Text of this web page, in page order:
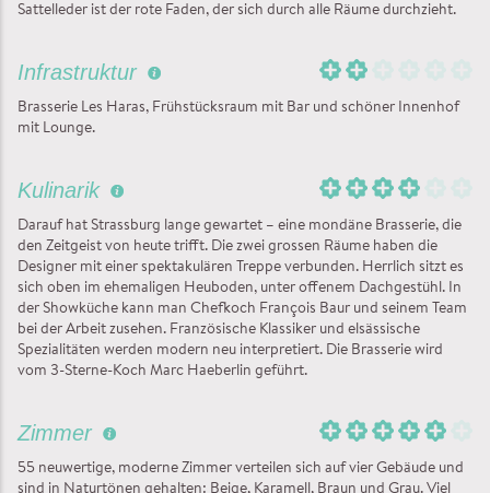
Sattelleder ist der rote Faden, der sich durch alle Räume durchzieht.
Infrastruktur
Brasserie Les Haras, Frühstücksraum mit Bar und schöner Innenhof
mit Lounge.
Kulinarik
Darauf hat Strassburg lange gewartet – eine mondäne Brasserie, die
den Zeitgeist von heute trifft. Die zwei grossen Räume haben die
Designer mit einer spektakulären Treppe verbunden. Herrlich sitzt es
sich oben im ehemaligen Heuboden, unter offenem Dachgestühl. In
der Showküche kann man Chefkoch François Baur und seinem Team
bei der Arbeit zusehen. Französische Klassiker und elsässische
Spezialitäten werden modern neu interpretiert. Die Brasserie wird
vom 3-Sterne-Koch Marc Haeberlin geführt.
Zimmer
55 neuwertige, moderne Zimmer verteilen sich auf vier Gebäude und
sind in Naturtönen gehalten: Beige, Karamell, Braun und Grau. Viel